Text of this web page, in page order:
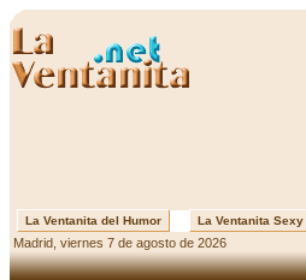
La Ventanita del Humor La Ventanita Sexy
Madrid, viernes 7 de agosto de 2026